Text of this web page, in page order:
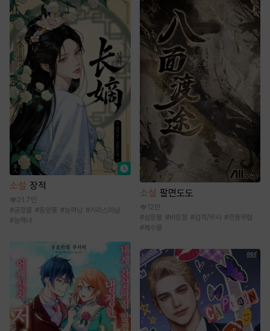
소설 장적
21.7만
#궁정물 #동양풍 #능력남 #카리스마남
#능력녀
소설 팔면도도
12만
#성장물 #비장함 #검객/무사 #전통무협
#복수물